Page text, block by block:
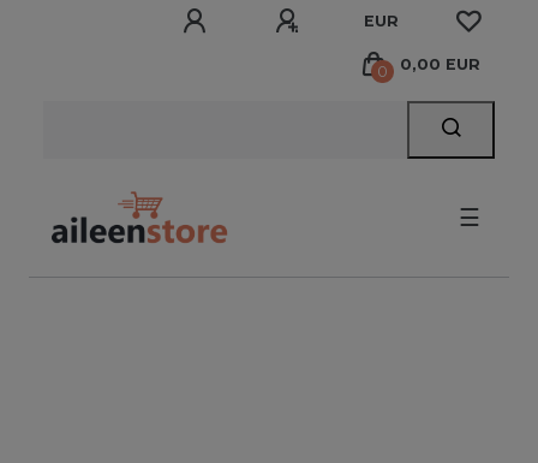
EUR
0 0,00 EUR
☰